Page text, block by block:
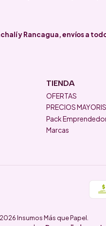
y Rancagua, envíos a
TIENDA
OFERTAS
PRECIOS
Pack
Marcas
2026 Insumos Más que Papel.